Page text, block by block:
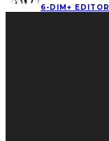
6-DIM+ EDITOR